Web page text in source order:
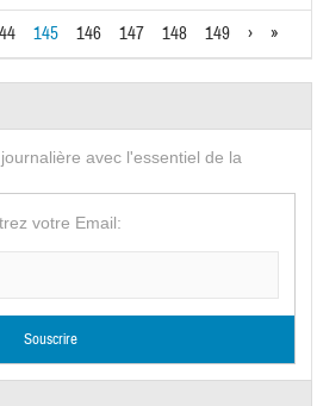
145 146 147 148 149 › »
avec l'essentiel de la
votre Email: